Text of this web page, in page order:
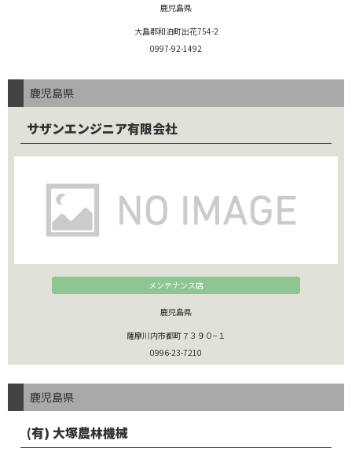
鹿児島県
大島郡和泊町出花754-2
0997-92-1492
鹿児島県
サザンエンジニア有限会社
メンテナンス店
鹿児島県
薩摩川内市都町７３９０−１
0996-23-7210
鹿児島県
(有) 大塚農林機械